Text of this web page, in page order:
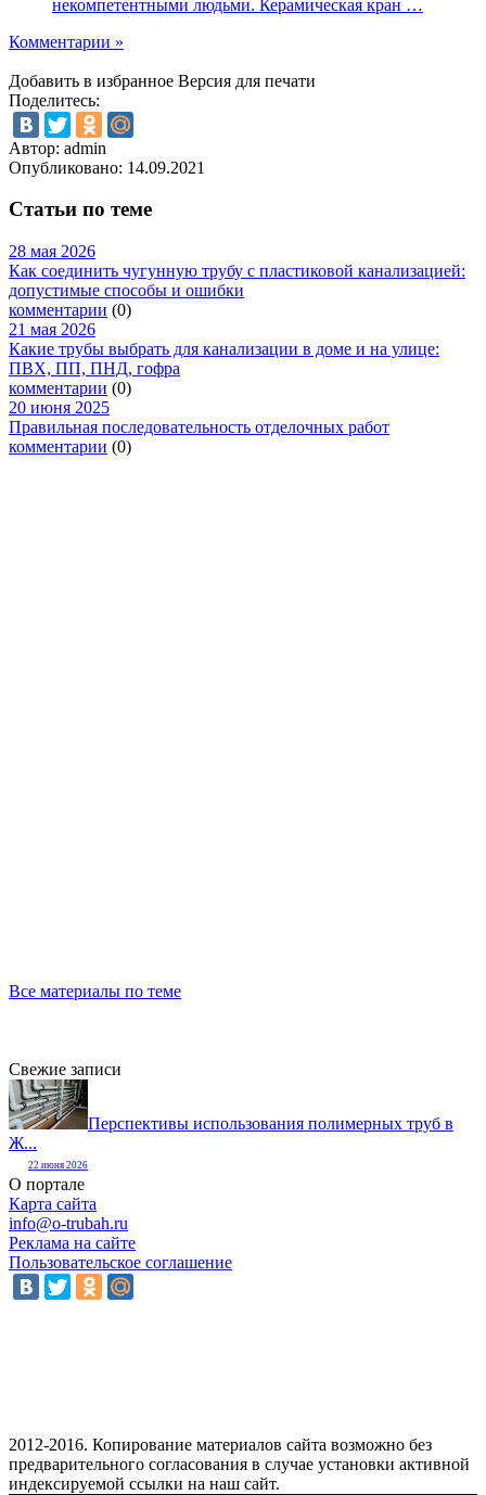
некомпетентными людьми. Керамическая кран …
Комментарии »
Добавить в избранное Версия для печати
Поделитесь:
Автор: admin
Опубликовано: 14.09.2021
Статьи по теме
28 мая 2026
Как соединить чугунную трубу с пластиковой канализацией:
допустимые способы и ошибки
комментарии (0)
21 мая 2026
Какие трубы выбрать для канализации в доме и на улице:
ПВХ, ПП, ПНД, гофра
комментарии (0)
20 июня 2025
Правильная последовательность отделочных работ
комментарии (0)
Все материалы по теме
Свежие записи
Перспективы использования полимерных труб в
Ж...
22 июня 2026
О портале
Карта сайта
info@o-trubah.ru
Реклама на сайте
Пользовательское соглашение
2012-2016. Копирование материалов сайта возможно без
предварительного согласования в случае установки активной
индексируемой ссылки на наш сайт.